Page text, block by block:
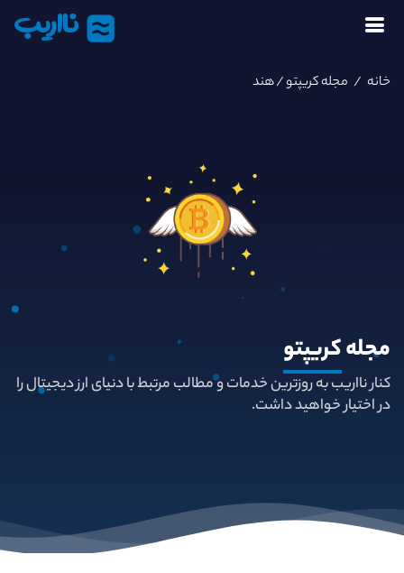
نااریب
خانه / مجله کریپتو/ هند
مجلهکریپتو
کنار نااریب به روزترین خدمات و مطالب مرتبط با دنیای ارز دیجیتال را
در اختیار خواهید داشت.